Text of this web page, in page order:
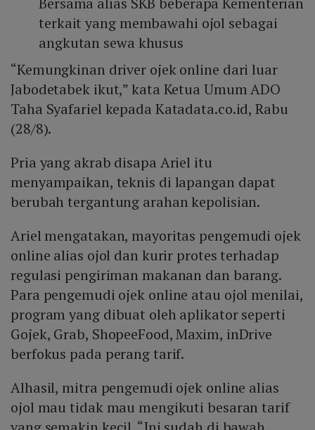
terkait yang membawahi ojol sebagai
angkutan sewa khusus
“Kemungkinan driver ojek online dari luar
Jabodetabek ikut,” kata Ketua Umum ADO
Taha Syafariel kepada Katadata.co.id, Rabu
(28/8).
Pria yang akrab disapa Ariel itu
menyampaikan, teknis di lapangan dapat
berubah tergantung arahan kepolisian.
Ariel mengatakan, mayoritas pengemudi ojek
online alias ojol dan kurir protes terhadap
regulasi pengiriman makanan dan barang.
Para pengemudi ojek online atau ojol menilai,
program yang dibuat oleh aplikator seperti
Gojek, Grab, ShopeeFood, Maxim, inDrive
berfokus pada perang tarif.
Alhasil, mitra pengemudi ojek online alias
ojol mau tidak mau mengikuti besaran tarif